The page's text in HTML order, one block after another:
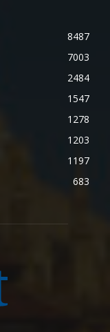
8487
7003
2484
1547
1278
1203
1197
683